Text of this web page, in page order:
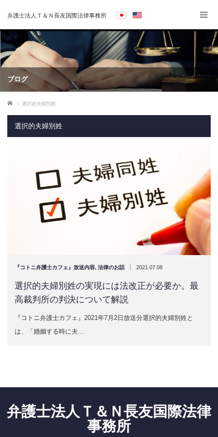
弁護士法人Ｔ＆Ｎ長友国際法律事務所
ブログ
ホーム 選択的夫婦別姓
選択的夫婦別姓
『コトニ弁護士カフェ』放送内容, 法律のお話 | 2021.07.08
選択的夫婦別姓の実現には法改正が必要か。最
高裁判所の判決について解説
『コトニ弁護士カフェ』2021年7月2日放送分選択的夫婦別姓と
は、「婚姻する時に夫…
弁護士法人Ｔ＆Ｎ長友国際法律
事務所